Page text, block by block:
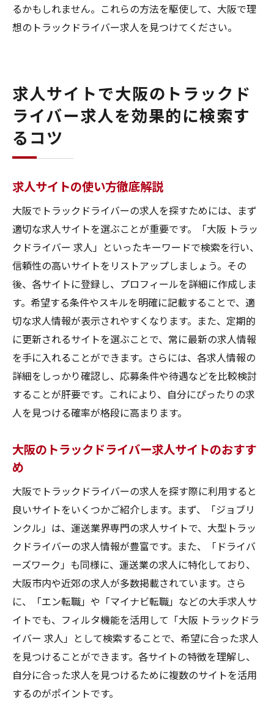
るかもしれません。これらの方法を駆使して、大阪で理
想のトラックドライバー求人を見つけてください。
求人サイトで大阪のトラックド
ライバー求人を効果的に検索す
るコツ
求人サイトの使い方徹底解説
大阪でトラックドライバーの求人を探すためには、まず
適切な求人サイトを選ぶことが重要です。「大阪 トラッ
クドライバー 求人」といったキーワードで検索を行い、
信頼性の高いサイトをリストアップしましょう。その
後、各サイトに登録し、プロフィールを詳細に作成しま
す。希望する条件やスキルを明確に記載することで、適
切な求人情報が表示されやすくなります。また、定期的
に更新されるサイトを選ぶことで、常に最新の求人情報
を手に入れることができます。さらには、各求人情報の
詳細をしっかり確認し、応募条件や待遇などを比較検討
することが肝要です。これにより、自分にぴったりの求
人を見つける確率が格段に高まります。
大阪のトラックドライバー求人サイトのおすす
め
大阪でトラックドライバーの求人を探す際に利用すると
良いサイトをいくつかご紹介します。まず、「ジョブリ
ンクル」は、運送業界専門の求人サイトで、大型トラッ
クドライバーの求人情報が豊富です。また、「ドライバ
ーズワーク」も同様に、運送業の求人に特化しており、
大阪市内や近郊の求人が多数掲載されています。さら
に、「エン転職」や「マイナビ転職」などの大手求人サ
イトでも、フィルタ機能を活用して「大阪 トラックドラ
イバー 求人」として検索することで、希望に合った求人
を見つけることができます。各サイトの特徴を理解し、
自分に合った求人を見つけるために複数のサイトを活用
するのがポイントです。